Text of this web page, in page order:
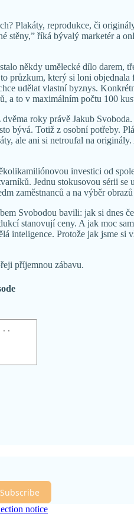
Plakáty, reprodukce, či
stěny,” říká bývalý marketér a
někdy umělecké dílo darem,
průzkum, který si loni
udělat vlastní byznys.
a to v maximálním počtu 100
roky právě Jakub
bývá. Totiž z osobní potřeby.
ale ani si netroufal na
investici od
Jednu stokusovou sérii se
zaměstnanců a na výběr
Svobodou bavili: jak si dnes
stanovují ceny. A jak moc
inteligence. Protože jak jsme
příjemnou zábavu.
Subscribe
notice